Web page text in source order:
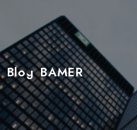
Blog BAMER